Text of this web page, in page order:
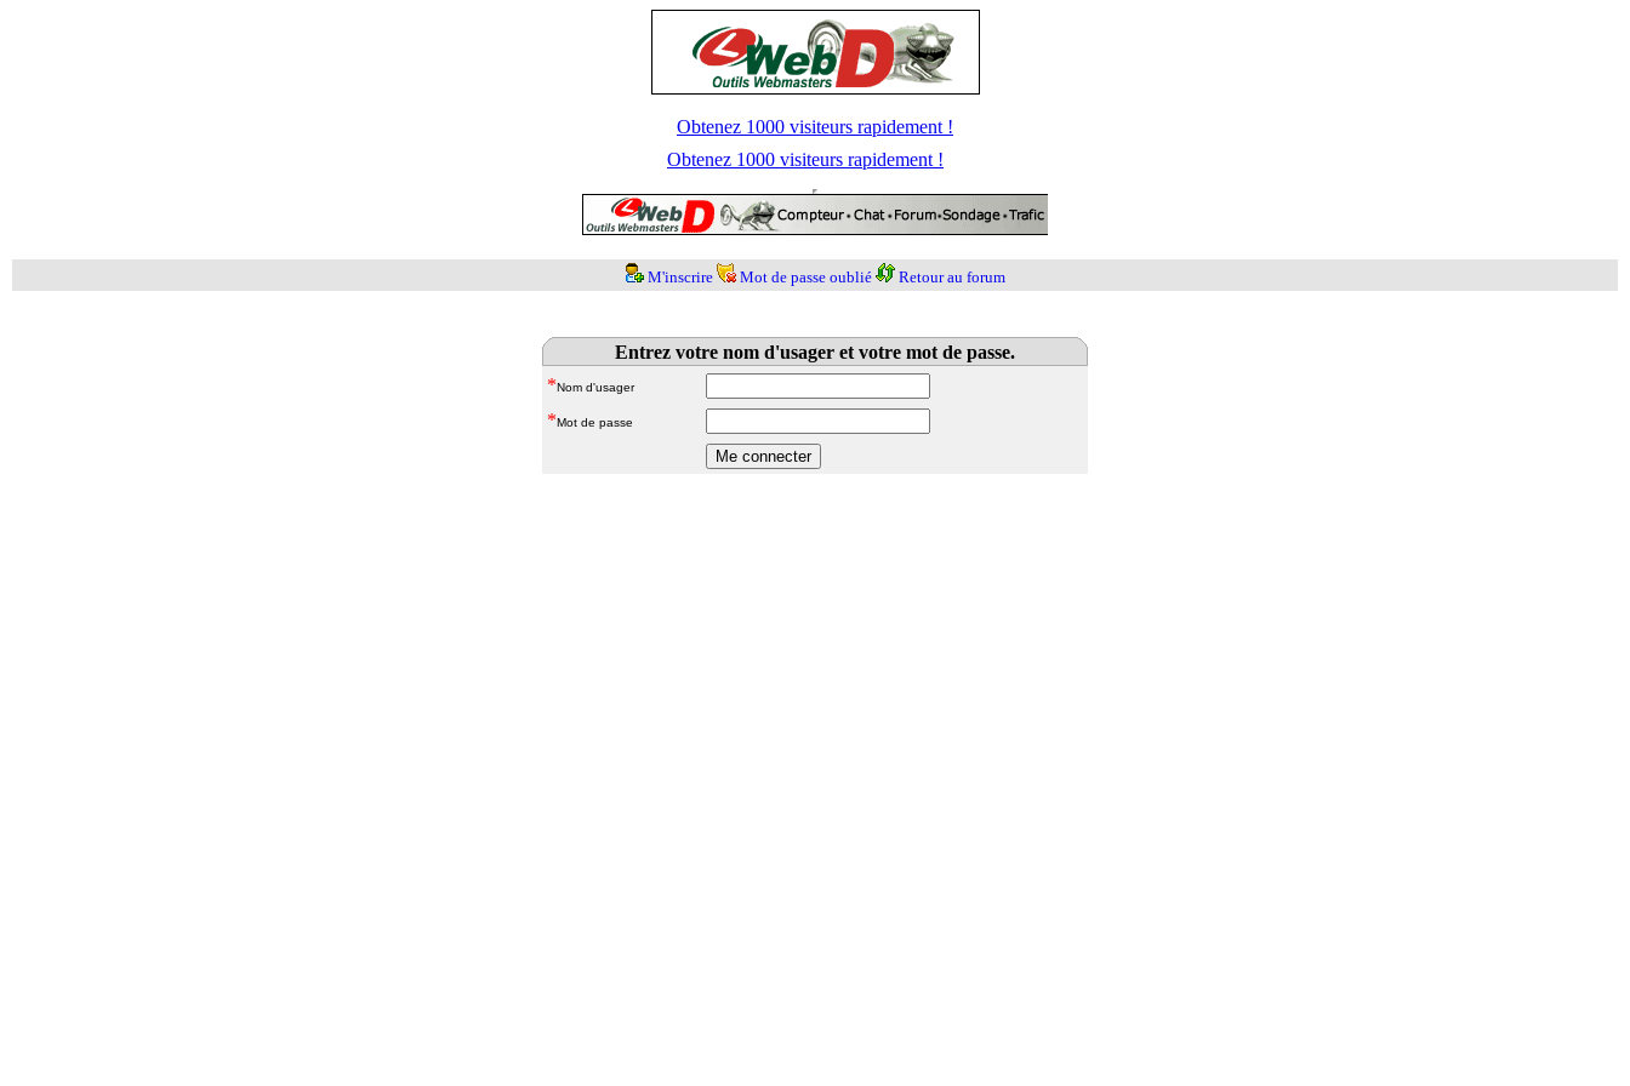
Obtenez 1000 visiteurs rapidement !
Obtenez 1000 visiteurs rapidement !
M'inscrire Mot de passe oublié Retour au forum
Entrez votre nom d'usager et votre mot de passe.
*Nom d'usager
*Mot de passe